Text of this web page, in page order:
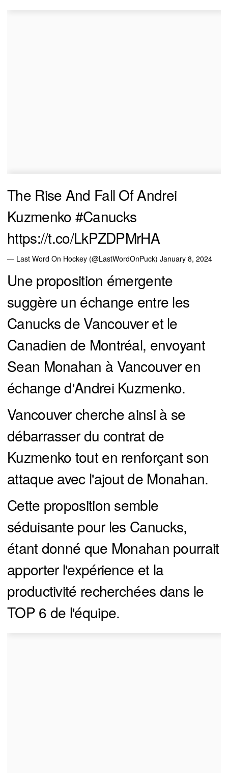
The Rise And Fall Of Andrei
Kuzmenko #Canucks
https://t.co/LkPZDPMrHA
— Last Word On Hockey (@LastWordOnPuck) January 8, 2024
Une proposition émergente
suggère un échange entre les
Canucks de Vancouver et le
Canadien de Montréal, envoyant
Sean Monahan à Vancouver en
échange d'Andrei Kuzmenko.
Vancouver cherche ainsi à se
débarrasser du contrat de
Kuzmenko tout en renforçant son
attaque avec l'ajout de Monahan.
Cette proposition semble
séduisante pour les Canucks,
étant donné que Monahan pourrait
apporter l'expérience et la
productivité recherchées dans le
TOP 6 de l'équipe.